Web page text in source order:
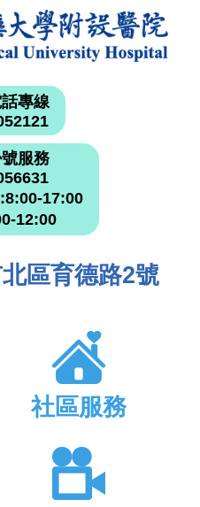
專線
服務
17:00
12:00
區育德路2號
社區服務